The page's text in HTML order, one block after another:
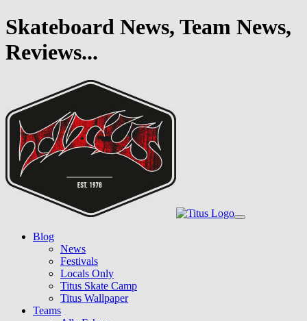
Skateboard News, Team News,
Reviews...
main
content
Toggle
Blog
News
Festivals
Locals Only
Titus Skate Camp
Titus Wallpaper
Teams